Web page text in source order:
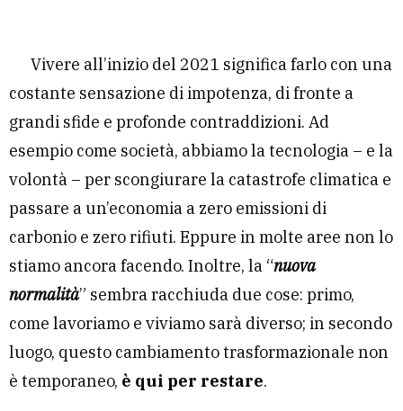
Vivere all’inizio del 2021 significa farlo con una
costante sensazione di impotenza, di fronte a
grandi sfide e profonde contraddizioni. Ad
esempio come società, abbiamo la tecnologia – e la
volontà – per scongiurare la catastrofe climatica e
passare a un’economia a zero emissioni di
carbonio e zero rifiuti. Eppure in molte aree non lo
stiamo ancora facendo. Inoltre, la “nuova
normalità” sembra racchiuda due cose: primo,
come lavoriamo e viviamo sarà diverso; in secondo
luogo, questo cambiamento trasformazionale non
è temporaneo, è qui per restare.